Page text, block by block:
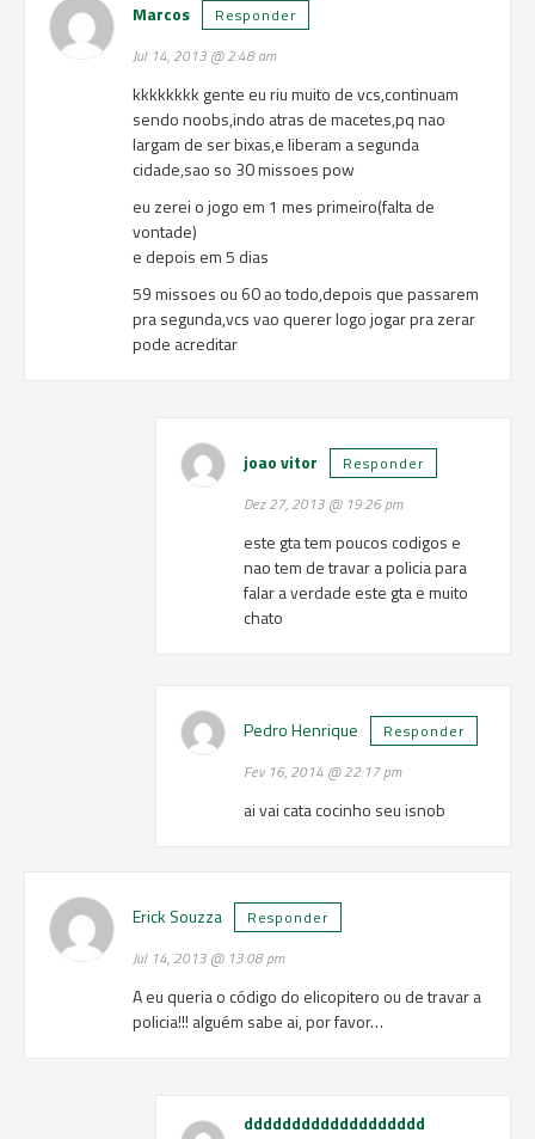
Marcos Responder
Jul 14, 2013 @ 2:48 am
kkkkkkkk gente eu riu muito de vcs,continuam
sendo noobs,indo atras de macetes,pq nao
largam de ser bixas,e liberam a segunda
cidade,sao so 30 missoes pow
eu zerei o jogo em 1 mes primeiro(falta de
vontade)
e depois em 5 dias
59 missoes ou 60 ao todo,depois que passarem
pra segunda,vcs vao querer logo jogar pra zerar
pode acreditar
joao vitor Responder
Dez 27, 2013 @ 19:26 pm
este gta tem poucos codigos e
nao tem de travar a policia para
falar a verdade este gta e muito
chato
Pedro Henrique Responder
Fev 16, 2014 @ 22:17 pm
ai vai cata cocinho seu isnob
Erick Souzza Responder
Jul 14, 2013 @ 13:08 pm
A eu queria o código do elicopitero ou de travar a
policia!!! alguém sabe ai, por favor…
ddddddddddddddddddd